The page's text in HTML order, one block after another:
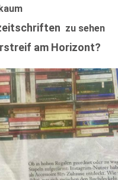
zu sehen
am Horizont?